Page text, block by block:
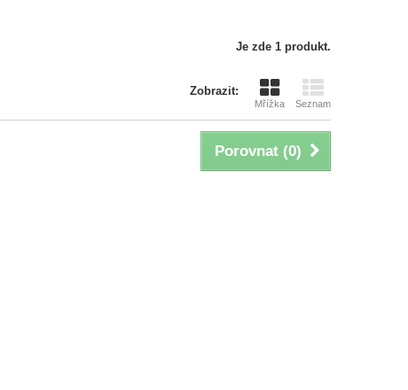
Je zde 1 produkt.
Zobrazit:
Mřížka Seznam
Porovnat (0)